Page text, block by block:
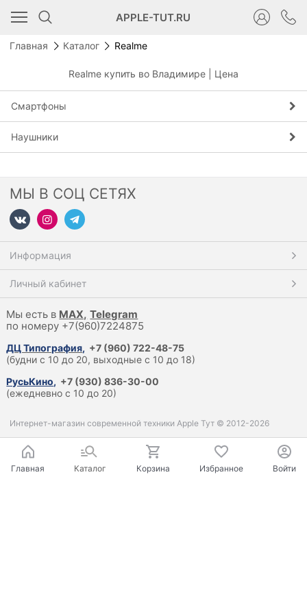
APPLE-TUT.RU
Главная Каталог Realme
Realme купить во Владимире | Цена
Смартфоны
Наушники
МЫ В СОЦ СЕТЯХ
Информация
Личный кабинет
Мы есть в MAX, Telegram
по номеру +7(960)7224875
ДЦ Типография, +7 (960) 722-48-75
(будни с 10 до 20, выходные с 10 до 18)
РусьКино, +7 (930) 836-30-00
(ежедневно с 10 до 20)
Интернет-магазин современной техники Apple Тут © 2012-2026
Главная Каталог Корзина Избранное Войти